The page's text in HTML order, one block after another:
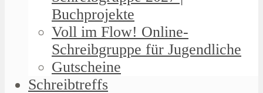
Buchprojekte
Voll im Flow! Online-
Schreibgruppe für Jugendliche
Gutscheine
Schreibtreffs